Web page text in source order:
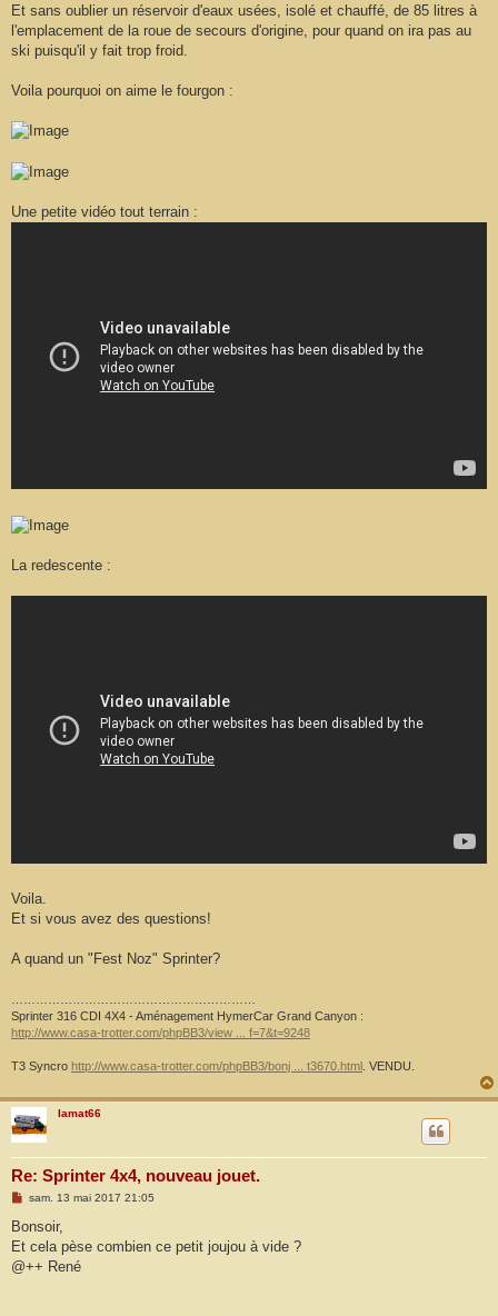
Et sans oublier un réservoir d'eaux usées, isolé et chauffé, de 85 litres à
l'emplacement de la roue de secours d'origine, pour quand on ira pas au
ski puisqu'il y fait trop froid.
Voila pourquoi on aime le fourgon :
Une petite vidéo tout terrain :
La redescente :
Voila.
Et si vous avez des questions!
A quand un "Fest Noz" Sprinter?
……………………………………………………
Sprinter 316 CDI 4X4 - Aménagement HymerCar Grand Canyon :
http://www.casa-trotter.com/phpBB3/view ... f=7&t=9248
T3 Syncro http://www.casa-trotter.com/phpBB3/bonj ... t3670.html . VENDU.
Iamat66
Re: Sprinter 4x4, nouveau jouet.
M
s
a
g
sam. 13 mai 2017 21:05
Bonsoir,
Et cela pèse combien ce petit joujou à vide ?
@++ René